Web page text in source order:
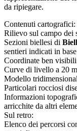
da ripiegare.
Contenuti cartografici:
Rilievo sul campo dei
Sezioni biellesi di
sentieri indicati in
Coordinate ben
Curve di livello a 20
Modello
Particolari rocciosi
Informazioni
arricchite da altri
Sul retro:
Elenco dei percorsi